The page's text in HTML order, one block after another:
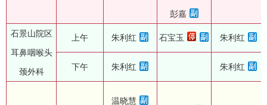
彭嘉
石景山院区
耳鼻咽喉头
颈外科
上午 朱利红 石宝玉 朱利红
下午 朱利红 朱利红
温晓慧